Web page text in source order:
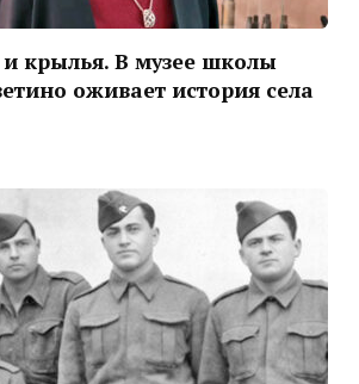
крылья. В музее школы
оживает история села